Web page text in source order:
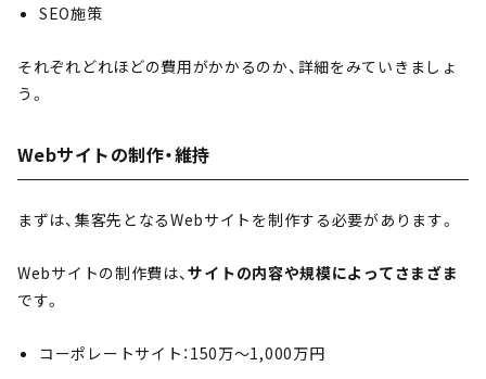
SEO施策
それぞれどれほどの費用がかかるのか、詳細をみていきましょ
う。
Webサイトの制作・維持
まずは、集客先となるWebサイトを制作する必要があります。
Webサイトの制作費は、サイトの内容や規模によってさまざま
です。
コーポレートサイト：150万～1,000万円